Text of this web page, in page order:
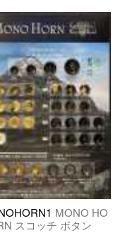
MONO HO
スコッチ ボタン